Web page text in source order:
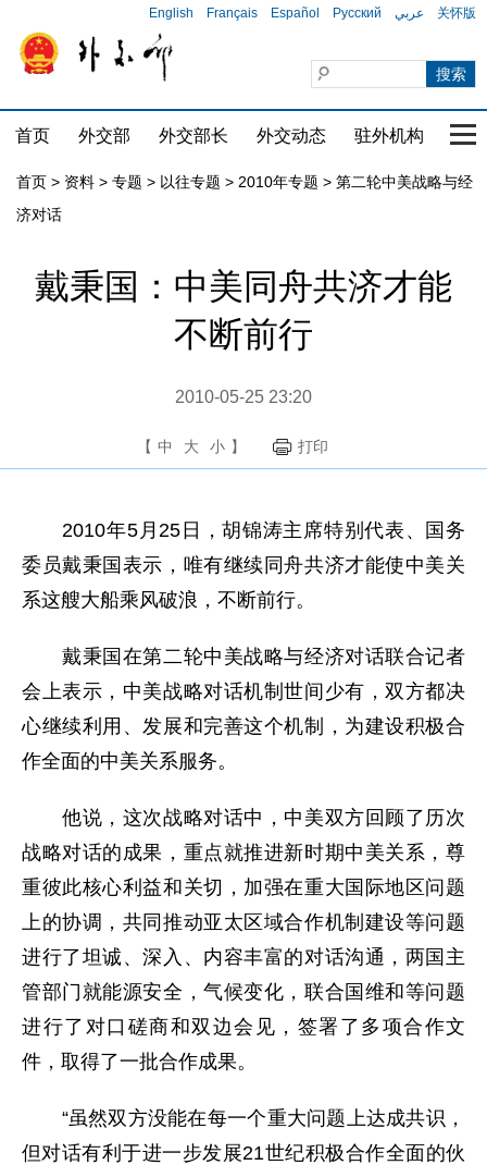
English Français Español Русский عربي 关怀版
首页 外交部 外交部长 外交动态 驻外机构 国
首页 > 资料 > 专题 > 以往专题 > 2010年专题 > 第二轮中美战略与经
济对话
戴秉国：中美同舟共济才能
不断前行
2010-05-25 23:20
【 中 大 小 】 打印
2010年5月25日，胡锦涛主席特别代表、国务
委员戴秉国表示，唯有继续同舟共济才能使中美关
系这艘大船乘风破浪，不断前行。
戴秉国在第二轮中美战略与经济对话联合记者
会上表示，中美战略对话机制世间少有，双方都决
心继续利用、发展和完善这个机制，为建设积极合
作全面的中美关系服务。
他说，这次战略对话中，中美双方回顾了历次
战略对话的成果，重点就推进新时期中美关系，尊
重彼此核心利益和关切，加强在重大国际地区问题
上的协调，共同推动亚太区域合作机制建设等问题
进行了坦诚、深入、内容丰富的对话沟通，两国主
管部门就能源安全，气候变化，联合国维和等问题
进行了对口磋商和双边会见，签署了多项合作文
件，取得了一批合作成果。
“虽然双方没能在每一个重大问题上达成共识，
但对话有利于进一步发展21世纪积极合作全面的伙